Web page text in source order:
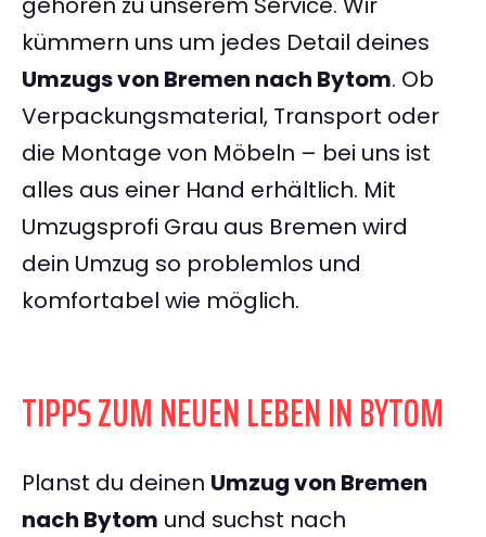
kümmern uns um jedes Detail deines
Umzugs von Bremen nach Bytom. Ob
Verpackungsmaterial, Transport oder
die Montage von Möbeln – bei uns ist
alles aus einer Hand erhältlich. Mit
Umzugsprofi Grau aus Bremen wird
dein Umzug so problemlos und
komfortabel wie möglich.
TIPPS ZUM NEUEN LEBEN IN BYTOM
Planst du deinen Umzug von Bremen
nach Bytom und suchst nach